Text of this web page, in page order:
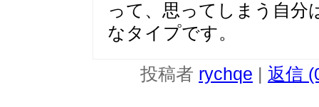
って、思ってしまう自分
なタイプです。
投稿者 rychqe 返信